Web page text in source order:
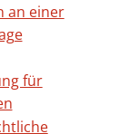
an einer
für